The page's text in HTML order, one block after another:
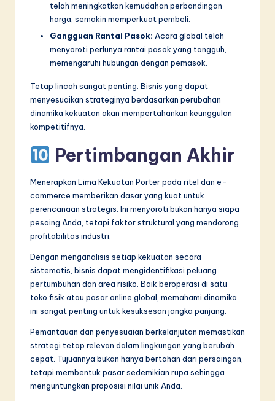
telah meningkatkan kemudahan perbandingan
harga, semakin memperkuat pembeli.
Gangguan Rantai Pasok: Acara global telah
menyoroti perlunya rantai pasok yang tangguh,
memengaruhi hubungan dengan pemasok.
Tetap lincah sangat penting. Bisnis yang dapat
menyesuaikan strateginya berdasarkan perubahan
dinamika kekuatan akan mempertahankan keunggulan
kompetitifnya.
Pertimbangan Akhir
Menerapkan Lima Kekuatan Porter pada ritel dan e-
commerce memberikan dasar yang kuat untuk
perencanaan strategis. Ini menyoroti bukan hanya siapa
pesaing Anda, tetapi faktor struktural yang mendorong
profitabilitas industri.
Dengan menganalisis setiap kekuatan secara
sistematis, bisnis dapat mengidentifikasi peluang
pertumbuhan dan area risiko. Baik beroperasi di satu
toko fisik atau pasar online global, memahami dinamika
ini sangat penting untuk kesuksesan jangka panjang.
Pemantauan dan penyesuaian berkelanjutan memastikan
strategi tetap relevan dalam lingkungan yang berubah
cepat. Tujuannya bukan hanya bertahan dari persaingan,
tetapi membentuk pasar sedemikian rupa sehingga
menguntungkan proposisi nilai unik Anda.